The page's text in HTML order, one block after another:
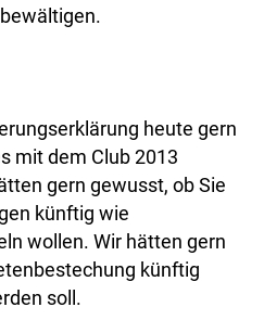
heute gern
mit dem Club 2013
gern gewusst, ob Sie
künftig wie
wollen. Wir hätten gern
künftig
soll.